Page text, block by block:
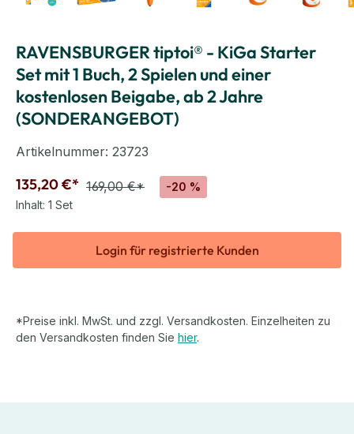
RAVENSBURGER tiptoi® - KiGa Starter
Set mit 1 Buch, 2 Spielen und einer
kostenlosen Beigabe, ab 2 Jahre
(SONDERANGEBOT)
Artikelnummer: 23723
135,20 €* 169,00 €*
-20 %
Inhalt: 1 Set
Login für registrierte Kunden
*Preise inkl. MwSt. und zzgl. Versandkosten. Einzelheiten zu
den Versandkosten finden Sie hier.